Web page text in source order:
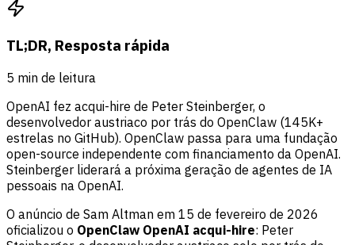
TL;DR, Resposta rápida
5 min de leitura
OpenAI fez acqui-hire de Peter Steinberger, o
desenvolvedor austriaco por trás do OpenClaw (145K+
estrelas no GitHub). OpenClaw passa para uma fundação
open-source independente com financiamento da OpenAI.
Steinberger liderará a próxima geração de agentes de IA
pessoais na OpenAI.
O anúncio de Sam Altman em 15 de fevereiro de 2026
oficializou o OpenClaw OpenAI acqui-hire: Peter